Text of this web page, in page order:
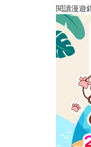
閱讀漫遊